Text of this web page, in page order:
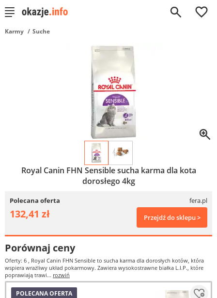
0
Karmy Suche
Royal Canin FHN Sensible sucha karma dla kota
dorosłego 4kg
Polecana oferta fera.pl
132,41 zł Przejdź do sklepu >
Porównaj ceny
Oferty: 6 , Royal Canin FHN Sensible to sucha karma dla dorosłych kotów, która
wspiera wrażliwy układ pokarmowy. Zawiera wysokostrawne białka L.I.P., które
poprawiają trawi... rozwiń
POLECANA OFERTA